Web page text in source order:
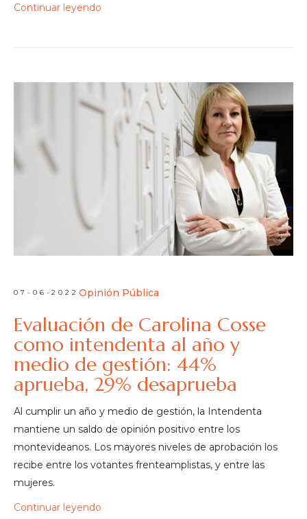
Continuar leyendo
07-06-2022Opinión Pública
Evaluación de Carolina Cosse
como intendenta al año y
medio de gestión: 44%
aprueba, 29% desaprueba
Al cumplir un año y medio de gestión, la Intendenta
mantiene un saldo de opinión positivo entre los
montevideanos. Los mayores niveles de aprobación los
recibe entre los votantes frenteamplistas, y entre las
mujeres.
Continuar leyendo